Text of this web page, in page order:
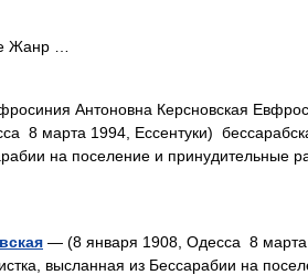
Жанр …
Антоновна Керсновская
8 марта 1994, Ессентуки)
на поселение и принудительные
— (8 января 1908, Одесса 8 марта
высланная из Бессарабии на